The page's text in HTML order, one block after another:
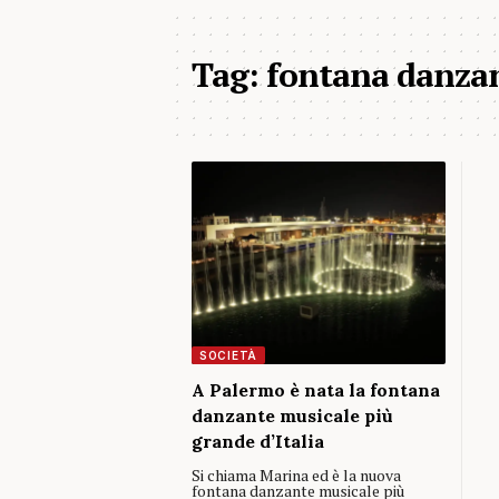
Tag:fontana
SOCIETÀ
A Palermo è nata la fontana
danzante musicale più
grande d’Italia
Si chiama Marina ed è la nuova
fontana danzante musicale più